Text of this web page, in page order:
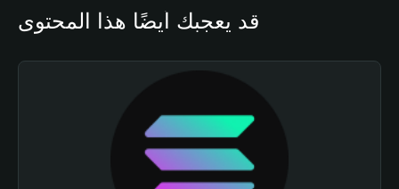
قد يعجبك أيضًا هذا المحتوى